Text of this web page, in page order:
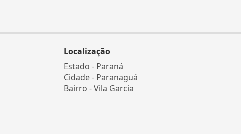
Localização
Estado - Paraná
Cidade - Paranaguá
Bairro -Vila Garcia